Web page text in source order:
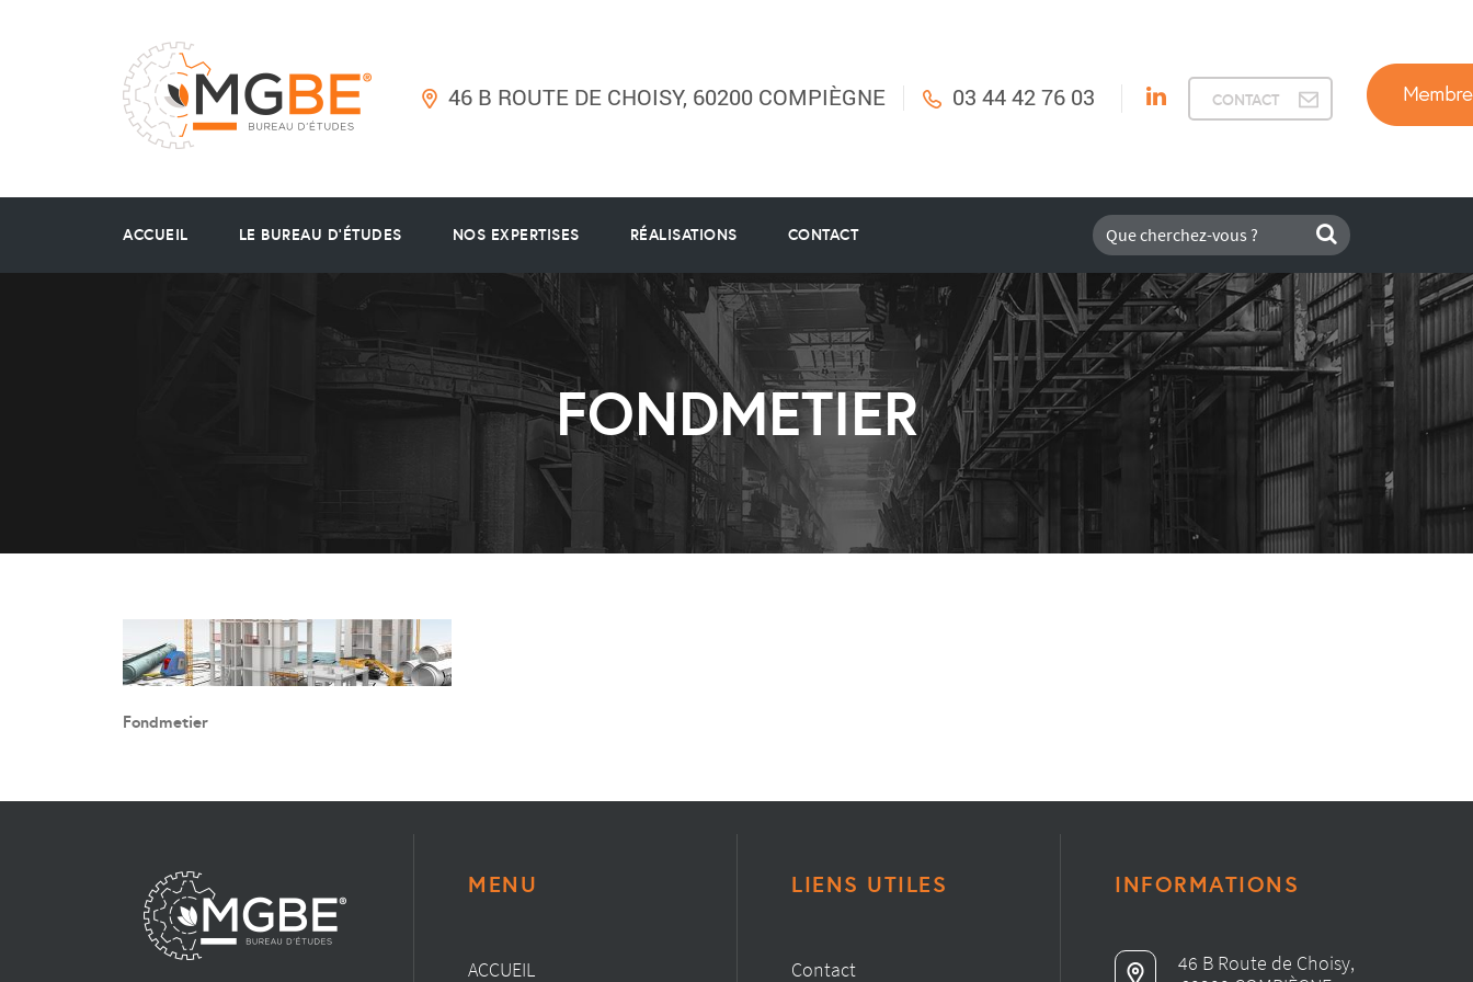
46 B ROUTE DE CHOISY, 60200 COMPIÈGNE 03 44 42 76 03 CONTACT
ACCUEIL LE BUREAU D’ÉTUDES NOS EXPERTISES RÉALISATIONS CONTACT
FONDMETIER
Fondmetier
MENU
ACCUEIL
LIENS UTILES
Contact
INFORMATIONS
46 B Route de Choisy,